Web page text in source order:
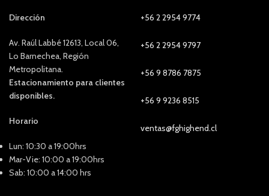
Dirección
Av. Raúl Labbé 12613, Local 06,
Lo Barnechea, Región
Metropolitana.
Estacionamiento para clientes
disponibles.
Horario
Lun: 10:30 a 19:00hrs
Mar-Vie: 10:00 a 19:00hrs
Sab: 10:00 a 14:00 hrs
+56 2 2954 9774
+56 2 2954 9797
+56 9 8786 7875
+56 9 9236 8515
ventas@fghighend.cl